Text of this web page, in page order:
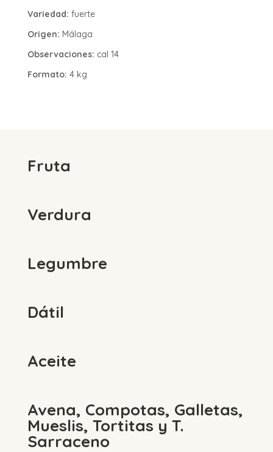
Variedad: fuerte
Origen: Málaga
Observaciones: cal 14
Formato: 4 kg
Fruta
Verdura
Legumbre
Dátil
Aceite
Avena, Compotas, Galletas,
Mueslis, Tortitas y T.
Sarraceno